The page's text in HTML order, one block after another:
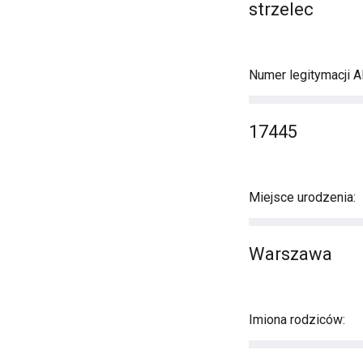
strzelec
Numer legitymacji
17445
Miejsce urodzenia:
Warszawa
Imiona rodziców: